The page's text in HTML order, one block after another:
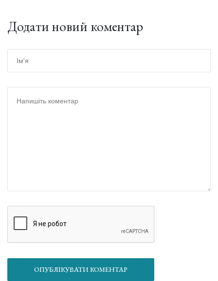
Додати новий коментар
ОПУБЛІКУВАТИ КОМЕНТАР